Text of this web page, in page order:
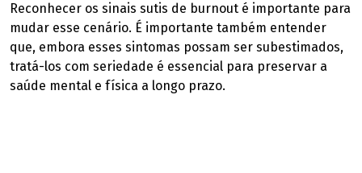
Reconhecer os sinais sutis de burnout é importante para
mudar esse cenário. É importante também entender
que, embora esses sintomas possam ser subestimados,
tratá-los com seriedade é essencial para preservar a
saúde mental e física a longo prazo.